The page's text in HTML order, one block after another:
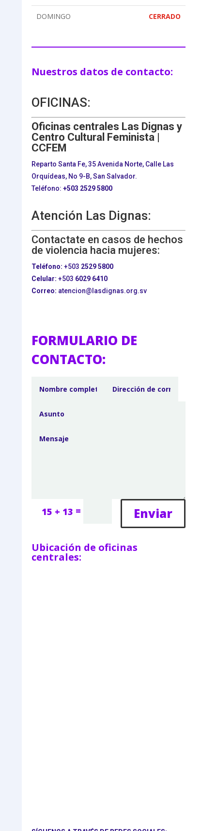
DOMINGO CERRADO
Nuestros datos de contacto:
OFICINAS:
Oficinas centrales Las Dignas y
Centro Cultural Feminista |
CCFEM
Reparto Santa Fe, 35 Avenida Norte, Calle Las
Orquídeas, No 9-B, San Salvador.
Teléfono: +503 2529 5800
Atención Las Dignas:
Contactate en casos de hechos
de violencia hacia mujeres:
Teléfono: +503 2529 5800
Celular: +503 6029 6410
Correo: atencion@lasdignas.org.sv
FORMULARIO DE
CONTACTO:
15 + 13 = Enviar
Ubicación de oficinas
centrales: